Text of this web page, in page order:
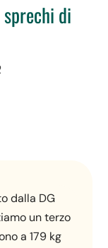
di
dalla DG
un terzo
a 179 kg